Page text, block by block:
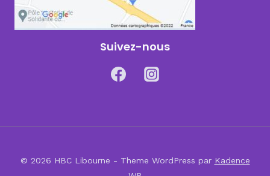
Suivez-nous
© 2026 HBC Libourne - Theme WordPress par Kadence